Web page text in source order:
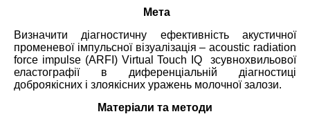
Мета
Визначити діагностичну ефективність акустичної
променевої імпульсної візуалізація – acoustic radiation
force impulse (ARFI) Virtual Touch IQ зсувнохвильової
еластографії в диференціальній діагностиці
доброякісних і злоякісних уражень молочної залози.
Матеріали та методи